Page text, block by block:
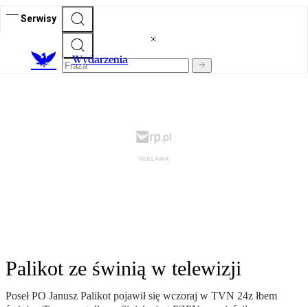
Serwisy
Wydarzenia
Palikot ze świnią w telewizji
Poseł PO Janusz Palikot pojawił się wczoraj w TVN 24z łbem